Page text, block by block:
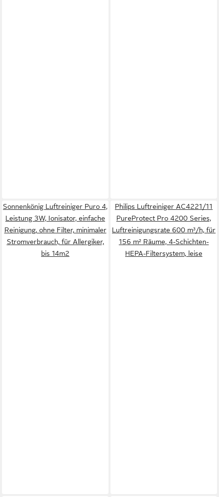
Sonnenkönig Luftreiniger Puro 4,
Leistung 3W, Ionisator, einfache
Reinigung, ohne Filter, minimaler
Stromverbrauch, für Allergiker,
bis 14m2
Philips Luftreiniger AC4221/11
PureProtect Pro 4200 Series,
Luftreinigungsrate 600 m³/h, für
156 m² Räume, 4-Schichten-
HEPA-Filtersystem, leise